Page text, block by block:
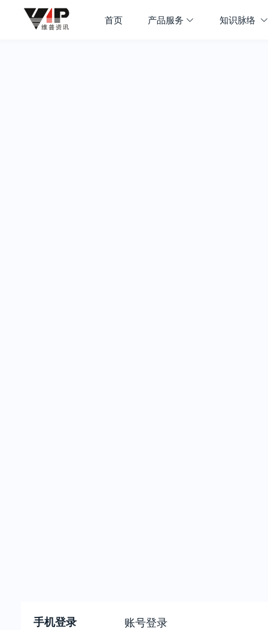
首页 产品服务 知识脉络
手机登录 账号登录